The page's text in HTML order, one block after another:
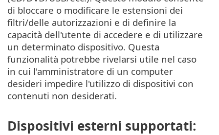
di bloccare o modificare le estensioni dei
filtri/delle autorizzazioni e di definire la
capacità dell'utente di accedere e di utilizzare
un determinato dispositivo. Questa
funzionalità potrebbe rivelarsi utile nel caso
in cui l'amministratore di un computer
desideri impedire l'utilizzo di dispositivi con
contenuti non desiderati.
Dispositivi esterni supportati: